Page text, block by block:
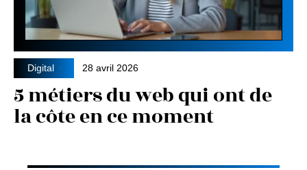
Digital 28 avril 2026
5 métiers du web qui ont de
la côte en ce moment